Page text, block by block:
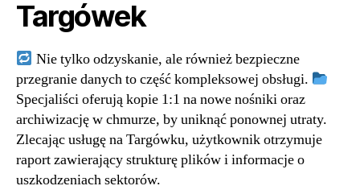
Targówek
Nie tylko odzyskanie, ale również bezpieczne
przegranie danych to część kompleksowej obsługi.
Specjaliści oferują kopie 1:1 na nowe nośniki oraz
archiwizację w chmurze, by uniknąć ponownej utraty.
Zlecając usługę na Targówku, użytkownik otrzymuje
raport zawierający strukturę plików i informacje o
uszkodzeniach sektorów.